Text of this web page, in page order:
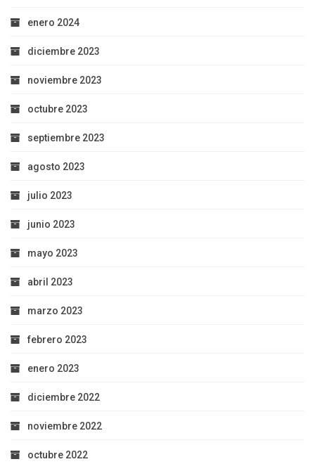
enero 2024
diciembre 2023
noviembre 2023
octubre 2023
septiembre 2023
agosto 2023
julio 2023
junio 2023
mayo 2023
abril 2023
marzo 2023
febrero 2023
enero 2023
diciembre 2022
noviembre 2022
octubre 2022